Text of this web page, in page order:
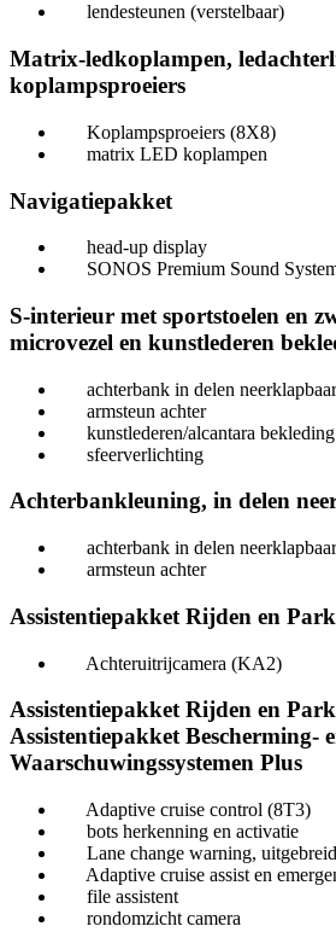
lendesteunen (verstelbaar)
Matrix-ledkoplampen,
koplampsproeiers
Koplampsproeiers (8X8)
matrix LED koplampen
Navigatiepakket
head-up display
SONOS Premium Sound
S-interieur met sportstoelen en
microvezel en kunstlederen
achterbank in delen neerklapbaar
armsteun achter
kunstlederen/alcantara bekleding
sfeerverlichting
Achterbankleuning, in delen
achterbank in delen neerklapbaar
armsteun achter
Assistentiepakket Rijden en
Achteruitrijcamera (KA2)
Assistentiepakket Rijden en
Assistentiepakket Bescherming-
Waarschuwingssystemen Plus
Adaptive cruise control (8T3)
bots herkenning en activatie
Lane change warning,
Adaptive cruise assist en
file assistent
rondomzicht camera